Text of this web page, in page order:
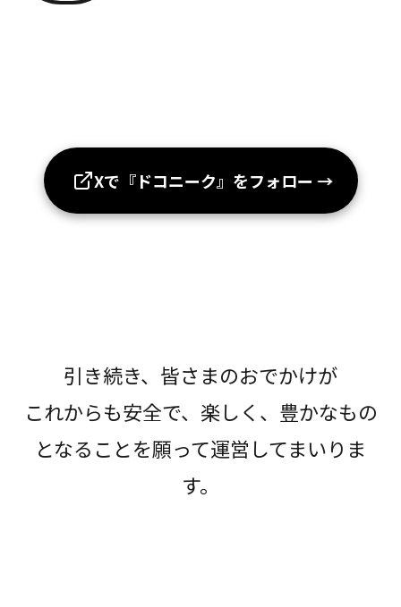
Xで『ドコニーク』をフォロー →
引き続き、皆さまのおでかけが
これからも安全で、楽しく、豊かなもの
となることを願って運営してまいりま
す。